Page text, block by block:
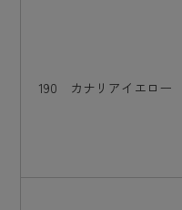
190 カナリアイエロー